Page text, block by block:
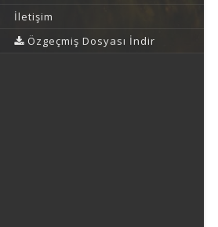
İletişim
Özgeçmiş Dosyası İndir